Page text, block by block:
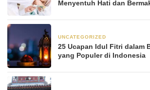
Menyentuh Hati dan
UNCATEGORIZED
25 Ucapan Idul Fitri dalam
yang Populer di Indonesia